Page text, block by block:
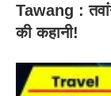
Tawang :
की कहानी!